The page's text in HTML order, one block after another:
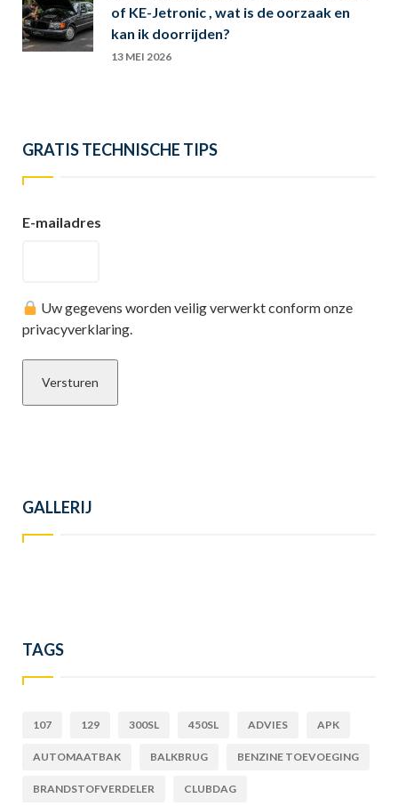
of KE-Jetronic , wat is de oorzaak en
kan ik doorrijden?
13 MEI 2026
GRATIS TECHNISCHE TIPS
E-mailadres
Uw gegevens worden veilig verwerkt conform onze
privacyverklaring.
GALLERIJ
TAGS
107 129 300SL 450SL ADVIES APK
AUTOMAATBAK BALKBRUG BENZINE TOEVOEGING
BRANDSTOFVERDELER CLUBDAG